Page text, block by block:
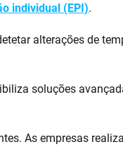
individual (EPI).
alterações de
soluções
As empresas